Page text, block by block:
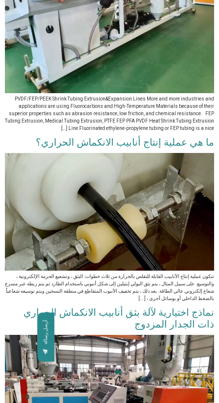
PVDF/FEP/PEEK Shrink Tubing Extrusion&Expansion Lines More and more industries and
applications are using Fluorocarbons and High-Temperature Materials because of their
superior properties such as abrasion resistance, low friction, and chemical resistance. FEP
Tubing Extrusion, Medical Tubing Extrusion, PTFE FEP PFA PVDF Heat Shrink Tubing Extrusion
Line Fluorinated ethylene-propylene tubing or FEP tubing is a nice […]
ما هي عملية إنتاج أنابيب الانكماش الحراري؟
تتكون عملية إنتاج الأنابيب القابلة للتقلص بالحرارة من ثلاث خطوات: البثق ، وتشعيع الحزمة الإلكترونية ،
والتوسيع. على سبيل المثال ، يتم بثق البولي إيثيلين إلى شكل أنبوبي باستخدام الطارد ثم يتم ربطه عبر مسرع
شعاع إلكتروني عالي الطاقة. بعد ذلك ، يتم تخفيف الأنبوب المتقاطع في منطقة التسخين ويتم توسيعه شعاعياً
بالضغط الداخلي أو بوسائل أخرى ، [...]
نماذج اختيارية لآلة بثق أنابيب الانكماش الحراري
ذات الجدار المزدوج
أرسل رسالة